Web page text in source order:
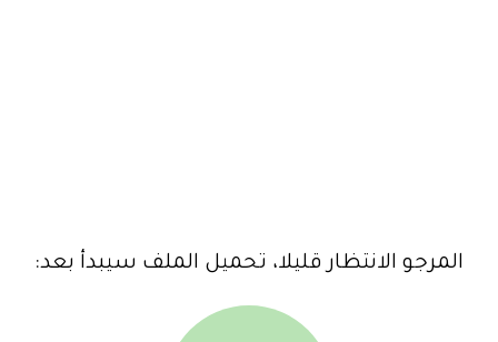
المرجو الانتظار قليلا، تحميل الملف سيبدأ بعد: